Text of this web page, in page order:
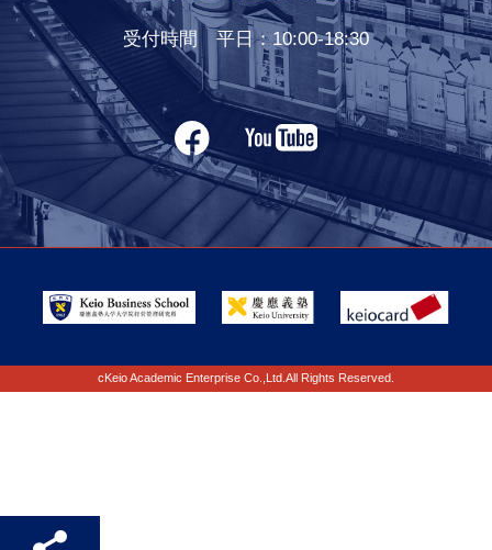
受付時間 平日：10:00-18:30
cKeio Academic Enterprise Co.,Ltd.All Rights Reserved.